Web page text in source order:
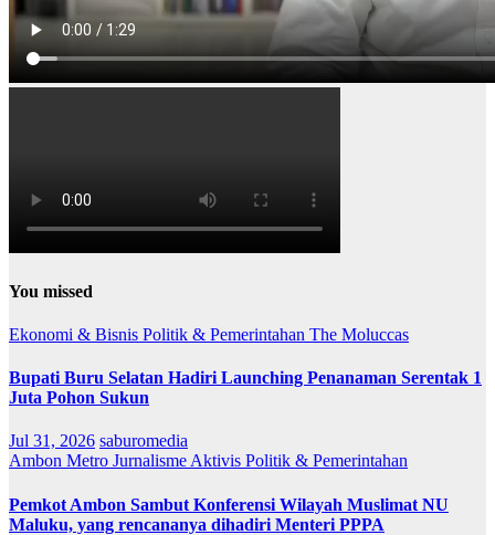
You missed
Ekonomi & Bisnis Politik & Pemerintahan The Moluccas
Bupati Buru Selatan Hadiri Launching Penanaman Serentak 1
Juta Pohon Sukun
Jul 31, 2026 saburomedia
Ambon Metro Jurnalisme Aktivis Politik & Pemerintahan
Pemkot Ambon Sambut Konferensi Wilayah Muslimat NU
Maluku, yang rencananya dihadiri Menteri PPPA